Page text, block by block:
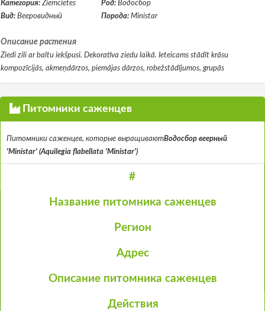
Категория: Ziemcietes Род: Водосбор
Вид: Вееровидный Порода: Ministar
Описание растения
Ziedi zili ar baltu iekšpusi. Dekoratīva ziedu laikā. Ieteicams stādīt krāsu
kompozīcijās, akmeņdārzos, piemājas dārzos, robežstādījumos, grupās
Питомники саженцев
Питомники саженцев, которые выращиваютВодосбор веерный
'Ministar' (Aquilegia flabellata 'Ministar')
#
Название питомника саженцев
Регион
Адрес
Описание питомника саженцев
Действия